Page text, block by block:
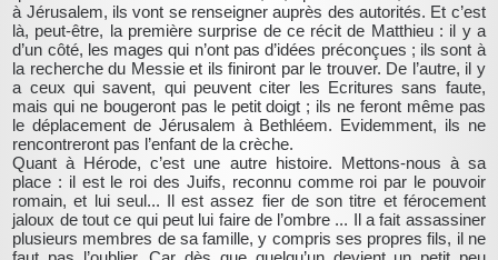
à Jérusalem, ils vont se renseigner auprès des autorités. Et c’est
là, peut-être, la première surprise de ce récit de Matthieu : il y a
d’un côté, les mages qui n’ont pas d’idées préconçues ; ils sont à
la recherche du Messie et ils finiront par le trouver. De l’autre, il y
a ceux qui savent, qui peuvent citer les Ecritures sans faute,
mais qui ne bougeront pas le petit doigt ; ils ne feront même pas
le déplacement de Jérusalem à Bethléem. Evidemment, ils ne
rencontreront pas l’enfant de la crèche.
Quant à Hérode, c’est une autre histoire. Mettons-nous à sa
place : il est le roi des Juifs, reconnu comme roi par le pouvoir
romain, et lui seul... Il est assez fier de son titre et férocement
jaloux de tout ce qui peut lui faire de l’ombre ... Il a fait assassiner
plusieurs membres de sa famille, y compris ses propres fils, il ne